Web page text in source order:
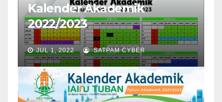
Kalender Akademik
2022/2023
JUL 1, 2022 SATPAM CYBER